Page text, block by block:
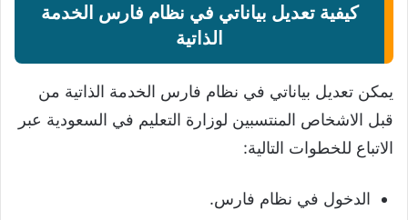
كيفية تعديل بياناتي في نظام فارس الخدمة
الذاتية
يمكن تعديل بياناتي في نظام فارس الخدمة الذاتية من
قبل الاشخاص المنتسبين لوزارة التعليم في السعودية عبر
الاتباع للخطوات التالية:
الدخول في نظام فارس.